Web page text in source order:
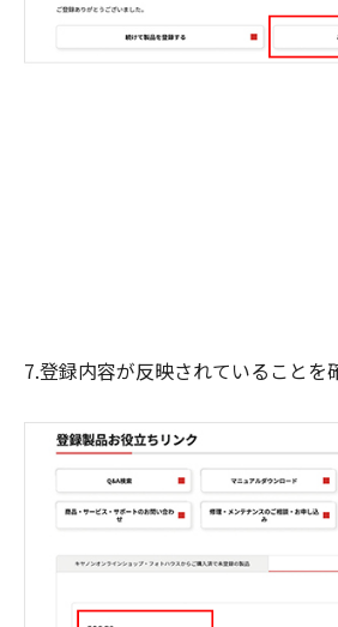
7.登録内容が反映されていることを